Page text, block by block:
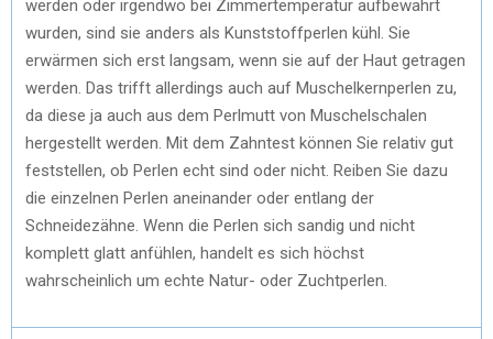
werden oder irgendwo bei Zimmertemperatur aufbewahrt
wurden, sind sie anders als Kunststoffperlen kühl. Sie
erwärmen sich erst langsam, wenn sie auf der Haut getragen
werden. Das trifft allerdings auch auf Muschelkernperlen zu,
da diese ja auch aus dem Perlmutt von Muschelschalen
hergestellt werden. Mit dem Zahntest können Sie relativ gut
feststellen, ob Perlen echt sind oder nicht. Reiben Sie dazu
die einzelnen Perlen aneinander oder entlang der
Schneidezähne. Wenn die Perlen sich sandig und nicht
komplett glatt anfühlen, handelt es sich höchst
wahrscheinlich um echte Natur- oder Zuchtperlen.